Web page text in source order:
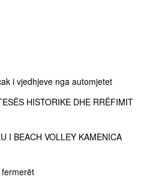
i vjedhjeve nga automjetet
HISTORIKE DHE RRËFIMIT
I BEACH VOLLEY KAMENICA